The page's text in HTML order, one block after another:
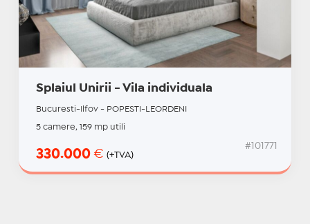
Splaiul Unirii - Vila individuala
Bucuresti-Ilfov - POPESTI-LEORDENI
5 camere, 159 mp utili
330.000 € (+TVA)
#101771